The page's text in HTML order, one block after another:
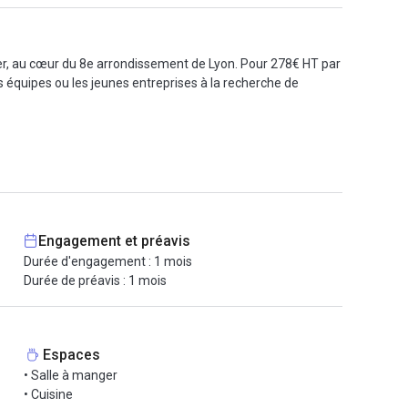
au cœur du 8e arrondissement de Lyon. Pour 278€ HT par
ou les jeunes entreprises à la recherche de
et ergonomique, ainsi que la possibilité d’échanger
d’un rooftop de 900 m², d’un amphithéâtre extérieur
tout dans un environnement au design soigné, avec
D, tram T2, bus), l’espace bénéficie d’un emplacement
Engagement et préavis
Durée d'engagement : 1 mois
Durée de préavis : 1 mois
Espaces
• Salle à manger
• Cuisine